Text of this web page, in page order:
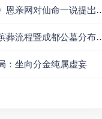
《针锋相对》恩亲网对仙
恩亲网常规殡葬流程暨成
：坐向分金纯属虚妄